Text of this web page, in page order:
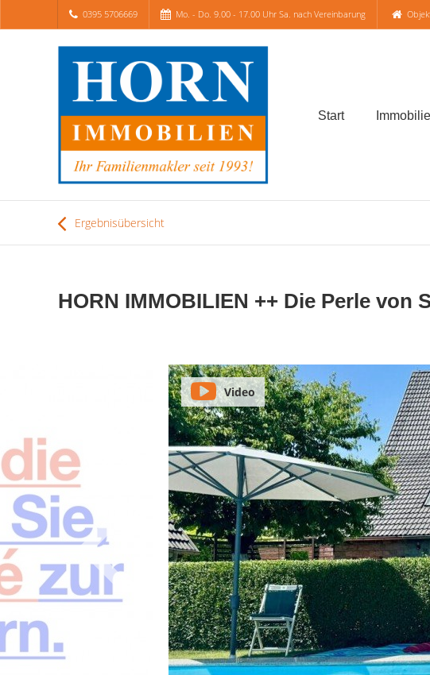
0395 5706669 Mo. - Do. 9.00 - 17.00 Uhr Sa. nach Vereinbarung
Start
Ergebnisübersicht
HORN IMMOBILIEN ++ Die Perle
Video